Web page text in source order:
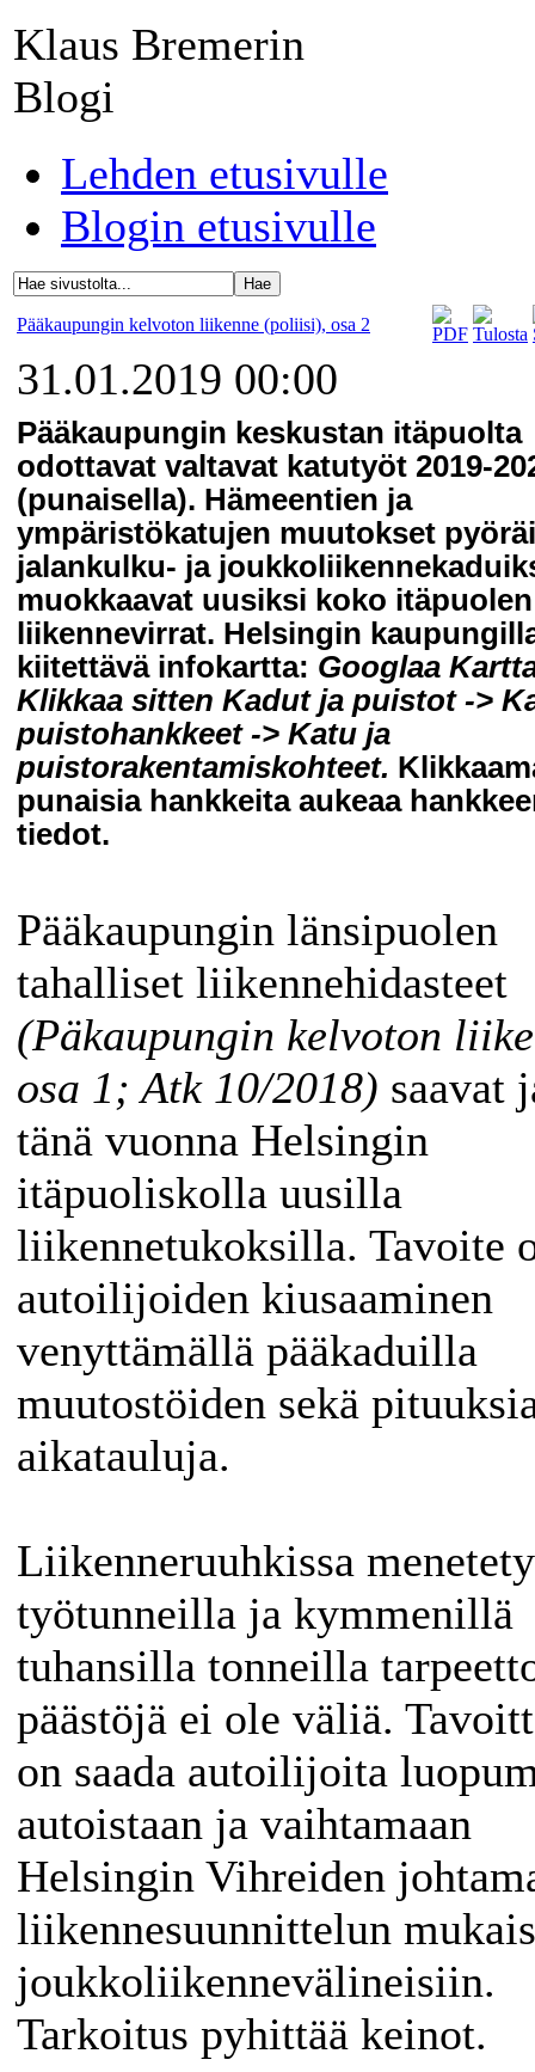
Klaus Bremerin
Blogi
Lehden etusivulle
Blogin etusivulle
Pääkaupungin kelvoton liikenne (poliisi), osa 2
31.01.2019 00:00
Pääkaupungin keskustan itäpuolta
odottavat valtavat katutyöt 2019-
(punaisella). Hämeentien ja
ympäristökatujen muutokset
jalankulku- ja
muokkaavat uusiksi koko itäpuolen
liikennevirrat. Helsingin
kiitettävä infokartta: Googlaa
Klikkaa sitten Kadut ja puistot ->
puistohankkeet -> Katu ja
puistorakentamiskohteet.
punaisia hankkeita aukeaa
tiedot.
Pääkaupungin länsipuolen
tahalliset liikennehidasteet
(Päkaupungin kelvoton
osa 1; Atk 10/2018) saavat
tänä vuonna Helsingin
itäpuoliskolla uusilla
liikennetukoksilla. Tavoite
autoilijoiden kiusaaminen
venyttämällä pääkaduilla
muutostöiden sekä
aikatauluja.
Liikenneruuhkissa
työtunneilla ja kymmenillä
tuhansilla tonneilla
päästöjä ei ole väliä.
on saada autoilijoita
autoistaan ja vaihtamaan
Helsingin Vihreiden
liikennesuunnittelun
joukkoliikennevälineisiin.
Tarkoitus pyhittää keinot.